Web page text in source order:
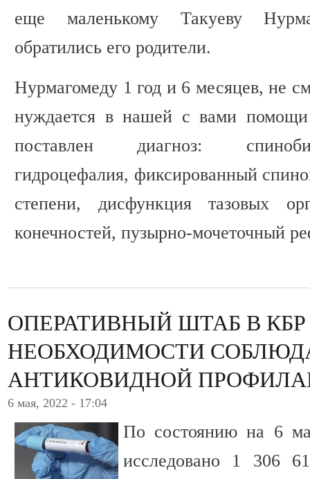
еще маленькому Такуеву
обратились его родители.
Нурмагомеду 1 год и 6 месяцев, не
нуждается в нашей с вами
поставлен диагноз:
гидроцефалия, фиксированный
степени, дисфункция тазовых
конечностей, пузырно-мочеточный
ОПЕРАТИВНЫЙ ШТАБ В
НЕОБХОДИМОСТИ
АНТИКОВИДНОЙ
6 мая, 2022 - 17:04
По состоянию на 6
исследовано 1 306